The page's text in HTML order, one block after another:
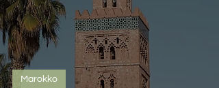
Marokko